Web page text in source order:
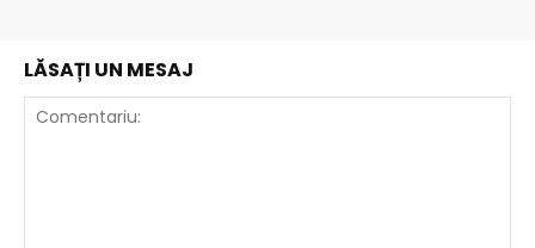
LĂSAȚI UN MESAJ